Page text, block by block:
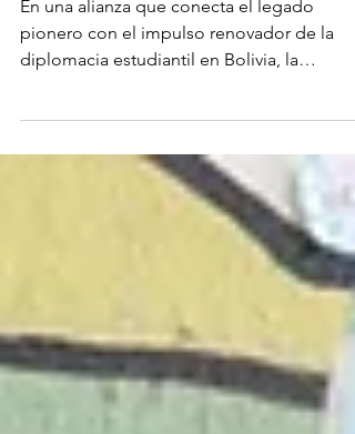
Unidas en Bolivia
En una alianza que conecta el legado
diplomacia estudiantil en Bolivia, la
(ANUB) firmó un Acuerdo de
con el Colegio Alemán Federico Froebel
Cochabamba, institución reconocida por
haber organizado el primer Modelo de
Naciones Unidas del país en el año 2002: el